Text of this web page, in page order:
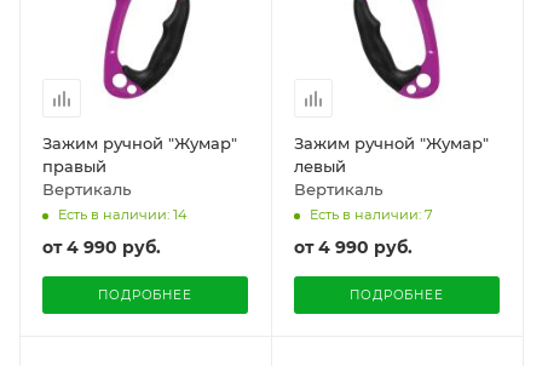
Зажим ручной "Жумар"
правый
Вертикаль
Есть в наличии: 14
от4 990 руб.
ПОДРОБНЕЕ
Зажим ручной "Жумар"
левый
Вертикаль
Есть в наличии: 7
от4 990 руб.
ПОДРОБНЕЕ